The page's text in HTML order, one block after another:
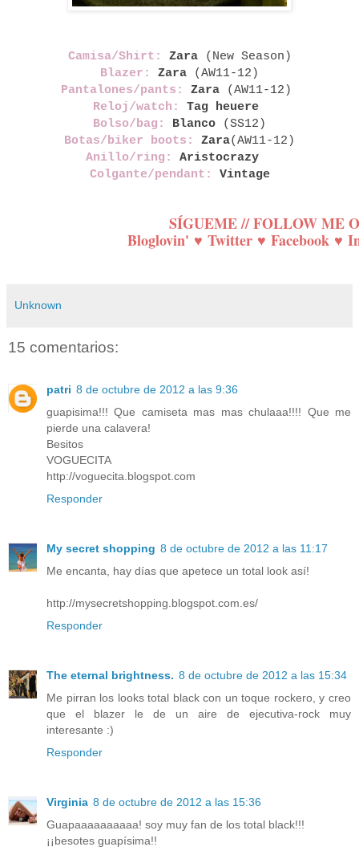
Camisa/Shirt: Zara (New Season )
Blazer:
Zara (AW11-12)
Pantalones/pants:
Zara(AW11-12)
Reloj/watch: Tag heuere
Bolso/bag:
Blanco
(SS12)
Botas/biker boots:
Zara(AW11-12)
Anillo/ring: Aristocrazy
Colgante/pendant:
Vintage
SÍGUEME // FOLLOW ME
Bloglovin' ♥ Twitter ♥ Facebook ♥
Unknown
15 comentarios:
patri 8 de octubre de 2012 a las 9:36
guapisima!!! Que camiseta mas mas chulaaa!!!! Que me
pierde una calavera!
Besitos
VOGUECITA
http://voguecita.blogspot.com
Responder
My secret shopping 8 de octubre de 2012 a las 11:17
Me encanta, hay días que apetece un total look así!
http://mysecretshopping.blogspot.com.es/
Responder
The eternal brightness. 8 de octubre de 2012 a las 15:34
Me pirran los looks total black con un toque rockero, y creo
que el blazer le de un aire de ejecutiva-rock muy
interesante :)
Responder
Virginia 8 de octubre de 2012 a las 15:36
Guapaaaaaaaaaa! soy muy fan de los total black!!!
¡¡besotes guapísima!!